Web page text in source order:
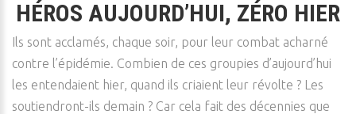
HÉROS AUJOURD’HUI, ZÉRO HIER
Ils sont acclamés, chaque soir, pour leur combat acharné
contre l’épidémie. Combien de ces groupies d’aujourd’hui
les entendaient hier, quand ils criaient leur révolte ? Les
soutiendront-ils demain ? Car cela fait des décennies que